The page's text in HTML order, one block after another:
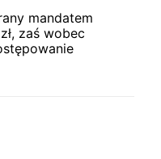
mandatem
zaś wobec